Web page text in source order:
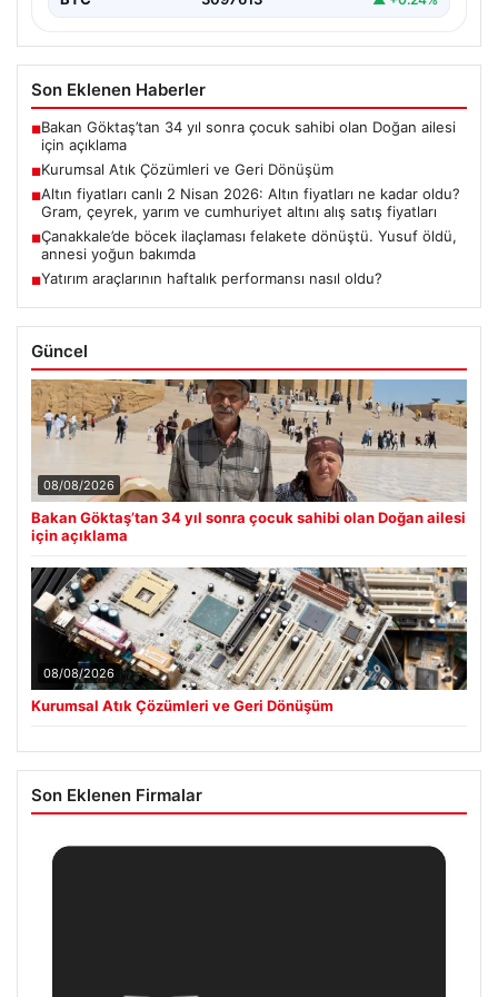
Son Eklenen Haberler
■Bakan Göktaş’tan 34 yıl sonra çocuk sahibi olan Doğan ailesi
için açıklama
■Kurumsal Atık Çözümleri ve Geri Dönüşüm
■Altın fiyatları canlı 2 Nisan 2026: Altın fiyatları ne kadar oldu?
Gram, çeyrek, yarım ve cumhuriyet altını alış satış fiyatları
■Çanakkale’de böcek ilaçlaması felakete dönüştü. Yusuf öldü,
annesi yoğun bakımda
■Yatırım araçlarının haftalık performansı nasıl oldu?
Güncel
08/08/2026
Bakan Göktaş’tan 34 yıl sonra çocuk sahibi olan Doğan ailesi
için açıklama
08/08/2026
Kurumsal Atık Çözümleri ve Geri Dönüşüm
Son Eklenen Firmalar